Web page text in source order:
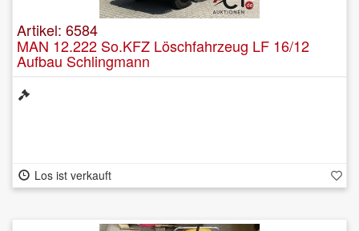
Artikel: 6584
MAN 12.222 So.KFZ Löschfahrzeug LF 16/12
Aufbau Schlingmann
Los ist verkauft